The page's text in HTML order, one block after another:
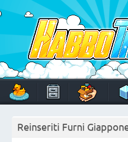
to
content
Un viaggio di pixel!
Reinseriti Furni